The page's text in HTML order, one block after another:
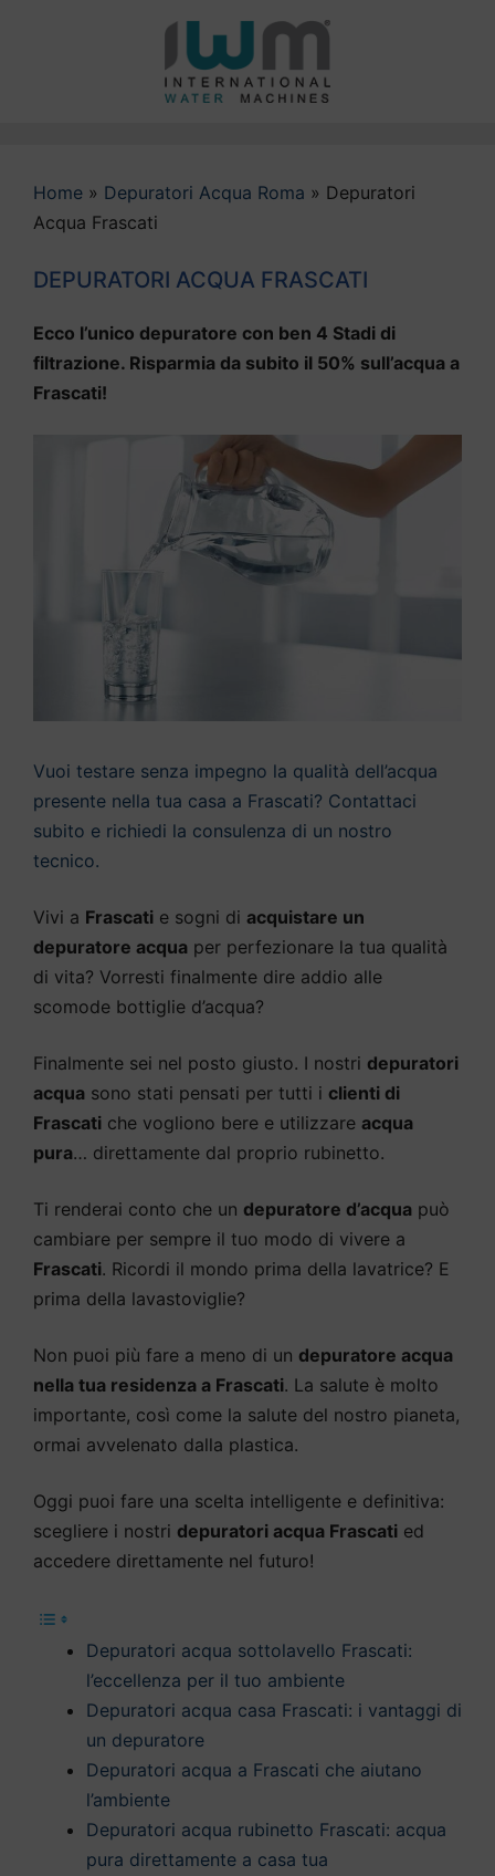
Home » Depuratori Acqua Roma » Depuratori
Acqua Frascati
DEPURATORI ACQUA FRASCATI
Ecco l’unico depuratore con ben 4 Stadi di
filtrazione. Risparmia da subito il 50% sull’acqua a
Frascati!
Vuoi testare senza impegno la qualità dell’acqua
presente nella tua casa a Frascati? Contattaci
subito e richiedi la consulenza di un nostro
tecnico.
Vivi a Frascati e sogni di acquistare un
depuratore acqua per perfezionare la tua qualità
di vita? Vorresti finalmente dire addio alle
scomode bottiglie d’acqua?
Finalmente sei nel posto giusto. I nostri depuratori
acqua sono stati pensati per tutti i clienti di
Frascati che vogliono bere e utilizzare acqua
pura… direttamente dal proprio rubinetto.
Ti renderai conto che un depuratore d’acqua può
cambiare per sempre il tuo modo di vivere a
Frascati. Ricordi il mondo prima della lavatrice? E
prima della lavastoviglie?
Non puoi più fare a meno di un depuratore acqua
nella tua residenza a Frascati. La salute è molto
importante, così come la salute del nostro pianeta,
ormai avvelenato dalla plastica.
Oggi puoi fare una scelta intelligente e definitiva:
scegliere i nostri depuratori acqua Frascati ed
accedere direttamente nel futuro!
Depuratori acqua sottolavello Frascati:
l’eccellenza per il tuo ambiente
Depuratori acqua casa Frascati: i vantaggi di
un depuratore
Depuratori acqua a Frascati che aiutano
l’ambiente
Depuratori acqua rubinetto Frascati: acqua
pura direttamente a casa tua